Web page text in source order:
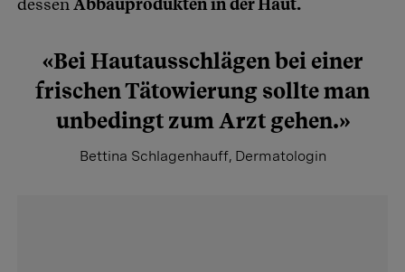
dessenAbbauprodukten in der Haut.
«Bei Hautausschlägen bei einer
frischen Tätowierung sollte man
unbedingt zum Arzt gehen.»
Bettina Schlagenhauff, Dermatologin